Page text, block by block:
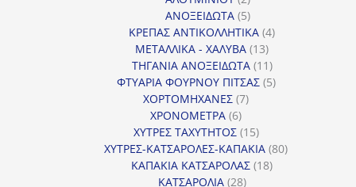
προϊόντα
ΑΝΟΞΕΙΔΩΤΑ 55
προϊόντα
ΚΡΕΠΑΣ ΑΝΤΙΚΟΛΛΗΤΙΚΑ 44
ΜΕΤΑΛΛΙΚΑ - ΧΑΛΥΒΑ 1313
προϊόντα
ΤΗΓΑΝΙΑ ΑΝΟΞΕΙΔΩΤΑ 1111
προϊόντα
ΦΤΥΑΡΙΑ ΦΟΥΡΝΟΥ ΠΙΤΣΑΣ 55
ΧΟΡΤΟΜΗΧΑΝΕΣ 77
ΧΡΟΝΟΜΕΤΡΑ 66
προϊόντα
ΧΥΤΡΕΣ ΤΑΧΥΤΗΤΟΣ 1515
προϊόντα
ΧΥΤΡΕΣ-ΚΑΤΣΑΡΟΛΕΣ-ΚΑΠΑΚΙΑ 8080
ΚΑΠΑΚΙΑ ΚΑΤΣΑΡΟΛΑΣ 1818
ΚΑΤΣΑΡΟΛΙΑ 2828